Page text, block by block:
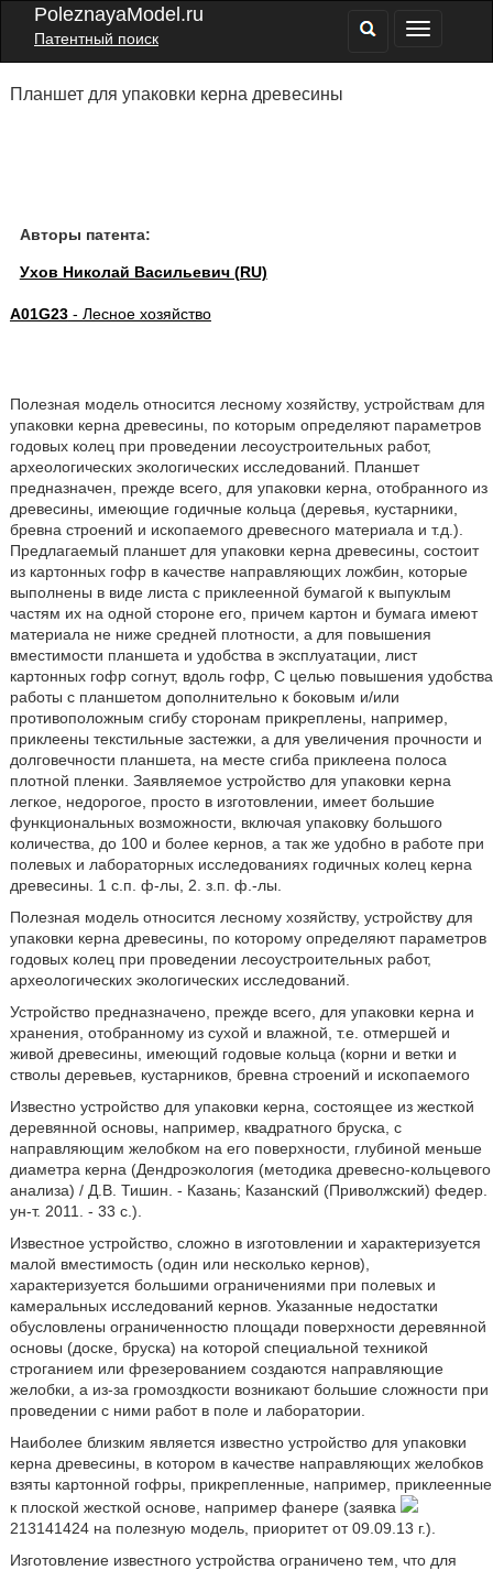
PoleznayaModel.ru
Патентный поиск
Планшет для упаковки керна древесины
Авторы патента:
Ухов Николай Васильевич (RU)
A01G23- Лесное хозяйство
Полезная модель относится лесному хозяйству, устройствам для
упаковки керна древесины, по которым определяют параметров
годовых колец при проведении лесоустроительных работ,
археологических экологических исследований. Планшет
предназначен, прежде всего, для упаковки керна, отобранного из
древесины, имеющие годичные кольца (деревья, кустарники,
бревна строений и ископаемого древесного материала и т.д.).
Предлагаемый планшет для упаковки керна древесины, состоит
из картонных гофр в качестве направляющих ложбин, которые
выполнены в виде листа с приклеенной бумагой к выпуклым
частям их на одной стороне его, причем картон и бумага имеют
материала не ниже средней плотности, а для повышения
вместимости планшета и удобства в эксплуатации, лист
картонных гофр согнут, вдоль гофр, С целью повышения удобства
работы с планшетом дополнительно к боковым и/или
противоположным сгибу сторонам прикреплены, например,
приклеены текстильные застежки, а для увеличения прочности и
долговечности планшета, на месте сгиба приклеена полоса
плотной пленки. Заявляемое устройство для упаковки керна
легкое, недорогое, просто в изготовлении, имеет большие
функциональных возможности, включая упаковку большого
количества, до 100 и более кернов, а так же удобно в работе при
полевых и лабораторных исследованиях годичных колец керна
древесины. 1 с.п. ф-лы, 2. з.п. ф.-лы.
Полезная модель относится лесному хозяйству, устройству для
упаковки керна древесины, по которому определяют параметров
годовых колец при проведении лесоустроительных работ,
археологических экологических исследований.
Устройство предназначено, прежде всего, для упаковки керна и
хранения, отобранному из сухой и влажной, т.е. отмершей и
живой древесины, имеющий годовые кольца (корни и ветки и
стволы деревьев, кустарников, бревна строений и ископаемого
Известно устройство для упаковки керна, состоящее из жесткой
деревянной основы, например, квадратного бруска, с
направляющим желобком на его поверхности, глубиной меньше
диаметра керна (Дендроэкология (методика древесно-кольцевого
анализа) / Д.В. Тишин. - Казань; Казанский (Приволжский) федер.
ун-т. 2011. - 33 с.).
Известное устройство, сложно в изготовлении и характеризуется
малой вместимость (один или несколько кернов),
характеризуется большими ограничениями при полевых и
камеральных исследований кернов. Указанные недостатки
обусловлены ограниченностю площади поверхности деревянной
основы (доске, бруска) на которой специальной техникой
строганием или фрезерованием создаются направляющие
желобки, а из-за громоздкости возникают большие сложности при
проведении с ними работ в поле и лаборатории.
Наиболее близким является известно устройство для упаковки
керна древесины, в котором в качестве направляющих желобков
взяты картонной гофры, прикрепленные, например, приклеенные
к плоской жесткой основе, например фанере (заявка
213141424 на полезную модель, приоритет от 09.09.13 г.).
Изготовление известного устройства ограничено тем, что для